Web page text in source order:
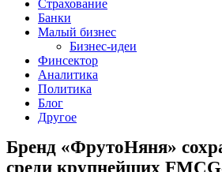
Страхование
Банки
Малый бизнес
Бизнес-идеи
Финсектор
Аналитика
Политика
Блог
Другое
Бренд «ФрутоНяня»
среди крупнейших